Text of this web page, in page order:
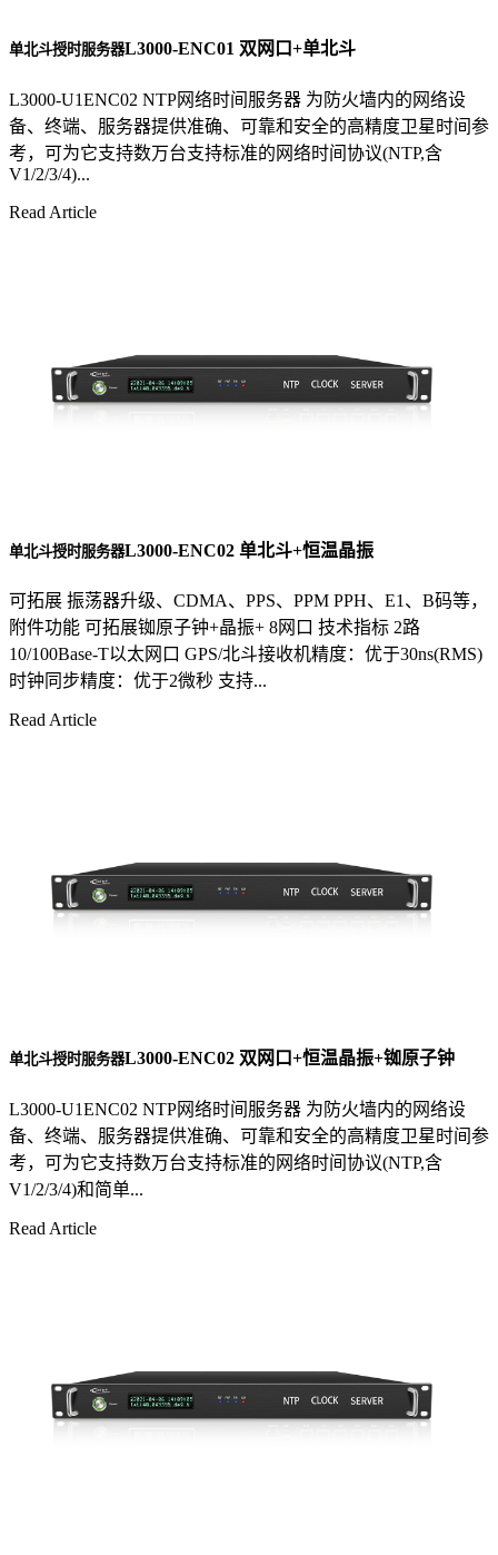
单北斗授时服务器L3000-ENC01 双网口+单北斗
L3000-U1ENC02 NTP网络时间服务器 为防火墙内的网络设
备、终端、服务器提供准确、可靠和安全的高精度卫星时间参
考，可为它支持数万台支持标准的网络时间协议(NTP,含
V1/2/3/4)...
Read Article
单北斗授时服务器L3000-ENC02 单北斗+恒温晶振
可拓展 振荡器升级、CDMA、PPS、PPM PPH、E1、B码等，
附件功能 可拓展铷原子钟+晶振+ 8网口 技术指标 2路
10/100Base-T以太网口 GPS/北斗接收机精度：优于30ns(RMS)
时钟同步精度：优于2微秒 支持...
Read Article
单北斗授时服务器L3000-ENC02 双网口+恒温晶振+铷原子钟
L3000-U1ENC02 NTP网络时间服务器 为防火墙内的网络设
备、终端、服务器提供准确、可靠和安全的高精度卫星时间参
考，可为它支持数万台支持标准的网络时间协议(NTP,含
V1/2/3/4)和简单...
Read Article